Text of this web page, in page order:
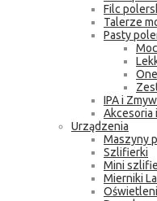
Filc
Talerze
Pasty
IPA i
Akcesoria
Urządzenia
Maszyny
Szlifierki
Mini
Mierniki